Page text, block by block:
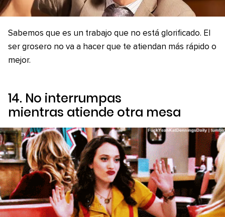
Sabemos que es un trabajo que no está glorificado. El
ser grosero no va a hacer que te atiendan más rápido o
mejor.
14. No interrumpas
mientras atiende otra mesa